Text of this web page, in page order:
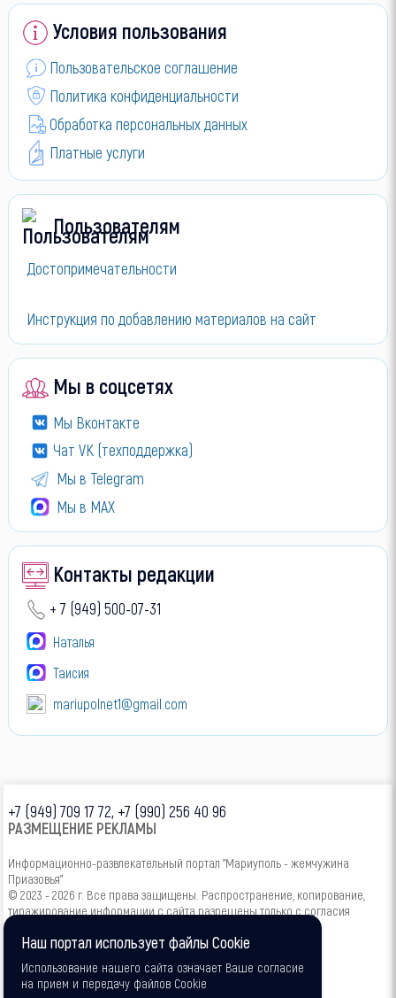
Условия пользования
Пользовательское соглашение
Политика конфиденциальности
Обработка персональных данных
Платные услуги
Пользователям
Достопримечательности
Инструкция по добавлению материалов на сайт
Мы в соцсетях
Мы Вконтакте
Чат VK (техподдержка)
Мы в Telegram
Мы в МАХ
Контакты редакции
+ 7 (949) 500-07-31
Наталья
Таисия
mariupolnet1@gmail.com
+7 (949) 709 17 72, +7 (990) 256 40 96
РАЗМЕЩЕНИЕ РЕКЛАМЫ
Информационно-развлекательный портал "Мариуполь - жемчужина
Приазовья"
© 2023 - 2026 г. Все права защищены. Распространение, копирование,
тиражирование информации с сайта разрешены только с согласия
16+
Наш портал использует файлы Cookie
Использование нашего сайта означает Ваше согласие
на прием и передачу файлов Cookie